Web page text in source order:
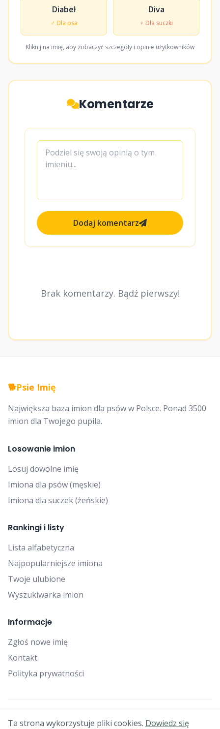
Diabeł
♂ Dla psa
Diva
♀ Dla suczki
Kliknij na imię, aby zobaczyć szczegóły i opinie użytkowników
Komentarze
Dodaj komentarz
Brak komentarzy. Bądź pierwszy!
🐕Psie Imię
Największa baza imion dla psów w Polsce. Ponad 3500
imion dla Twojego pupila.
Losowanie imion
Losuj dowolne imię
Imiona dla psów (męskie)
Imiona dla suczek (żeńskie)
Rankingi i listy
Lista alfabetyczna
Najpopularniejsze imiona
Twoje ulubione
Wyszukiwarka imion
Informacje
Zgłoś nowe imię
Kontakt
Polityka prywatności
© 2025 Falcon Bytes. Wszelkie prawa zastrzeżone.
Ta strona wykorzystuje pliki cookies. Dowiedz się